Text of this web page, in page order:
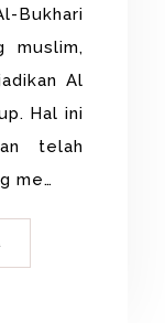
Bukhari
muslim,
Al
Hal ini
telah
me…